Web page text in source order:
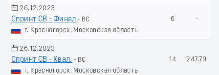
26.12.2023
Спринт СВ - Финал - ВС
г. Красногорск, Московская область
6 -
26.12.2023
Спринт СВ - Квал. - ВС
г. Красногорск, Московская область
14 247.79